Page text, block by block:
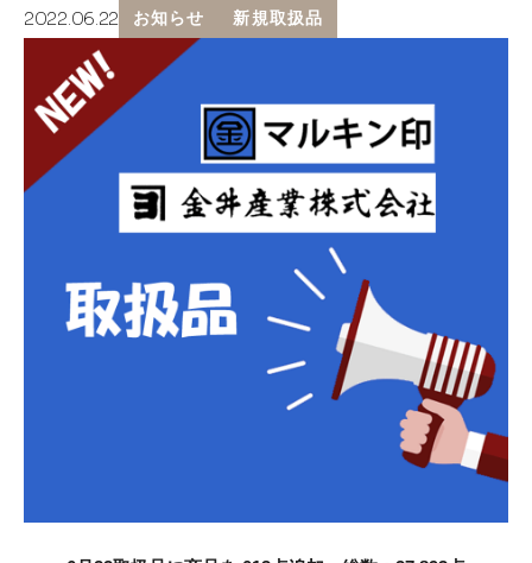
マルキン印
庖斬巴
お知らせ
2022.06.22 お知らせ 新規取扱品